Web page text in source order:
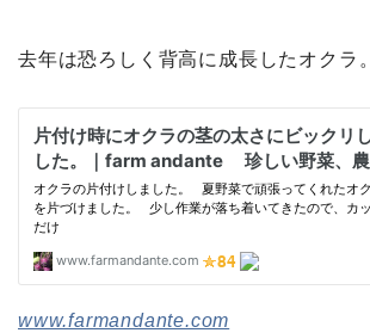
去年は恐ろしく背高に成長したオクラ。
www.farmandante.com